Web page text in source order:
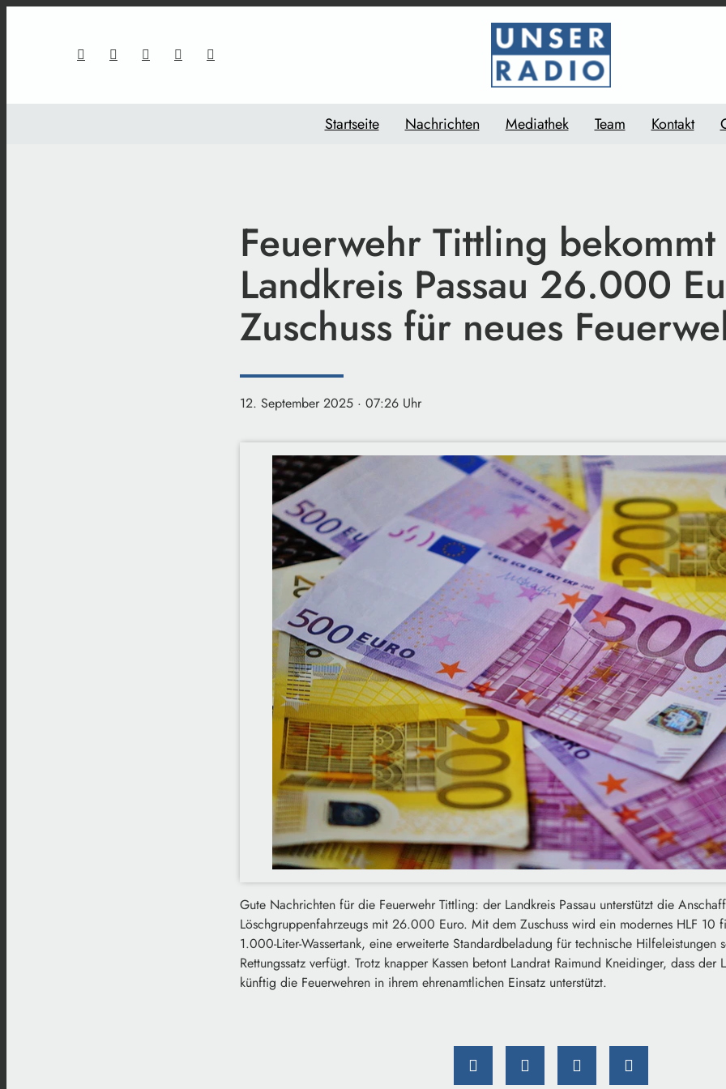
Startseite Nachrichten Mediathek Team Kontakt
Feuerwehr Tittling bekommt
Landkreis Passau 26.000
Zuschuss für neues
12. September 2025 · 07:26 Uhr
Gute Nachrichten für die Feuerwehr Tittling: der Landkreis Passau unterstützt die
Löschgruppenfahrzeugs mit 26.000 Euro. Mit dem Zuschuss wird ein modernes HLF 10
1.000-Liter-Wassertank, eine erweiterte Standardbeladung für technische Hilfeleistungen
Rettungssatz verfügt. Trotz knapper Kassen betont Landrat Raimund Kneidinger, dass der
künftig die Feuerwehren in ihrem ehrenamtlichen Einsatz unterstützt.